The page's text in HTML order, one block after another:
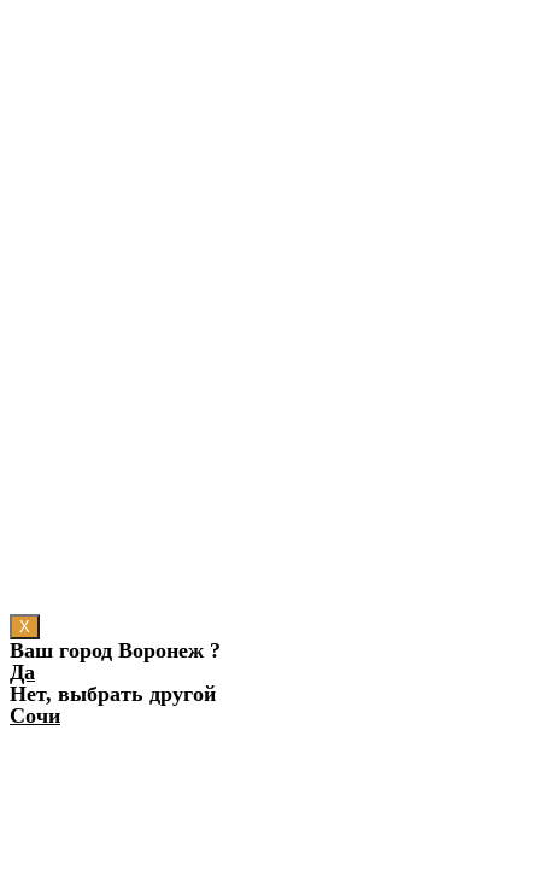
X
Ваш город Воронеж ?
Да
Нет, выбрать другой
Сочи